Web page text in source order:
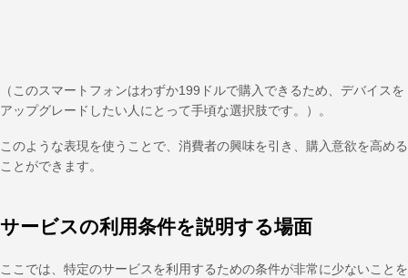
（このスマートフォンはわずか199ドルで購入できるため、デバイスを
アップグレードしたい人にとって手頃な選択肢です。）。
このような表現を使うことで、消費者の興味を引き、購入意欲を高める
ことができます。
サービスの利用条件を説明する場面
ここでは、特定のサービスを利用するための条件が非常に少ないことを